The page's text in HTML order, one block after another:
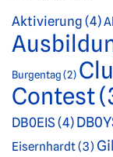
Aktivierung (4)
Burgentag(2)
Contest
DB0EIS (4)
Eisernhardt(3)